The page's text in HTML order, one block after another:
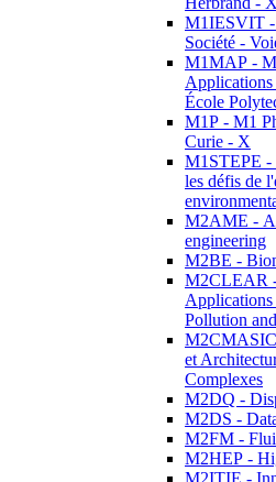
M1IESVIT -
Société -
M1MAP -
Applications
École
M1P - M1
Curie - X
M1STEPE -
les défis de
M2AME -
engineering
M2BE -
M2CLEAR
Applications
Pollution
M2CMASIC
et
Complexes
M2DQ -
M2DS -
M2FM -
M2HEP -
M2ITIE -